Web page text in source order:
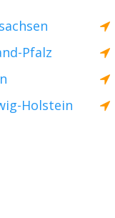
Pfalz
Holstein